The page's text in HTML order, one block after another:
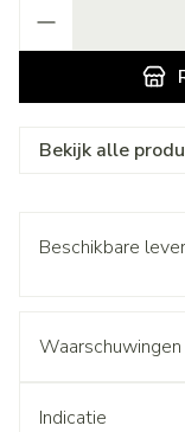
Bekijk alle
Beschikbare
Waarschuwingen
Indicatie